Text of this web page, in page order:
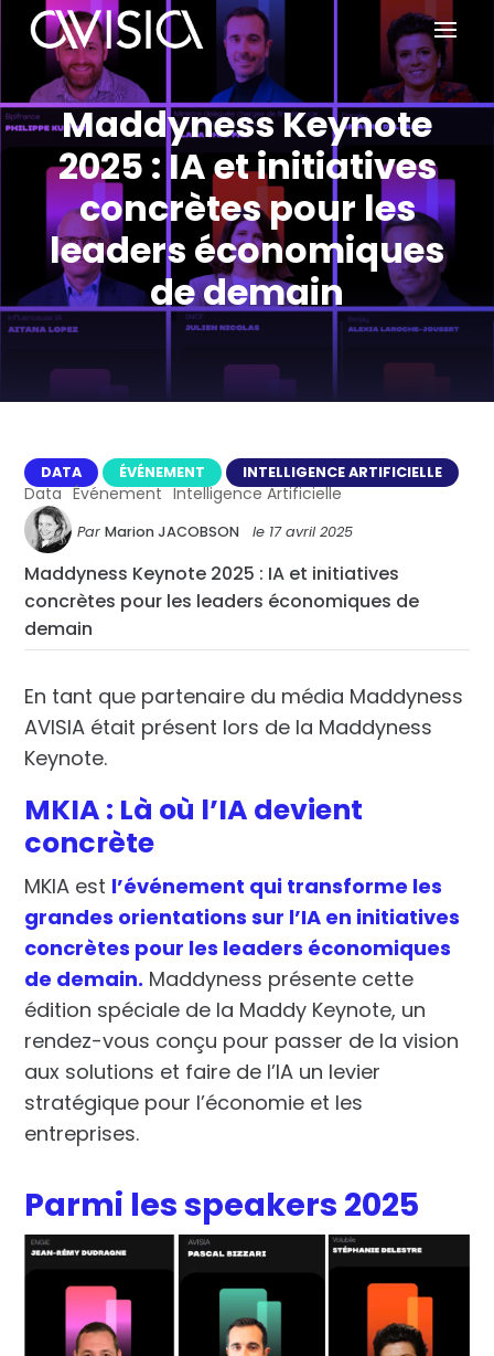
Maddyness Keynote
2025 : IA et initiatives
concrètes pour les
leaders économiques
de demain
DATA ÉVÉNEMENT INTELLIGENCE ARTIFICIELLE
Data Événement Intelligence Artificielle
Par Marion JACOBSON le 17 avril 2025
Maddyness Keynote 2025 : IA et initiatives
concrètes pour les leaders économiques de
demain
En tant que partenaire du média Maddyness
AVISIA était présent lors de la Maddyness
Keynote.
MKIA : Là où l’IA devient
concrète
MKIA est l’événement qui transforme les
grandes orientations sur l’IA en initiatives
concrètes pour les leaders économiques
de demain. Maddyness présente cette
édition spéciale de la Maddy Keynote, un
rendez-vous conçu pour passer de la vision
aux solutions et faire de l’IA un levier
stratégique pour l’économie et les
entreprises.
Parmi les speakers 2025